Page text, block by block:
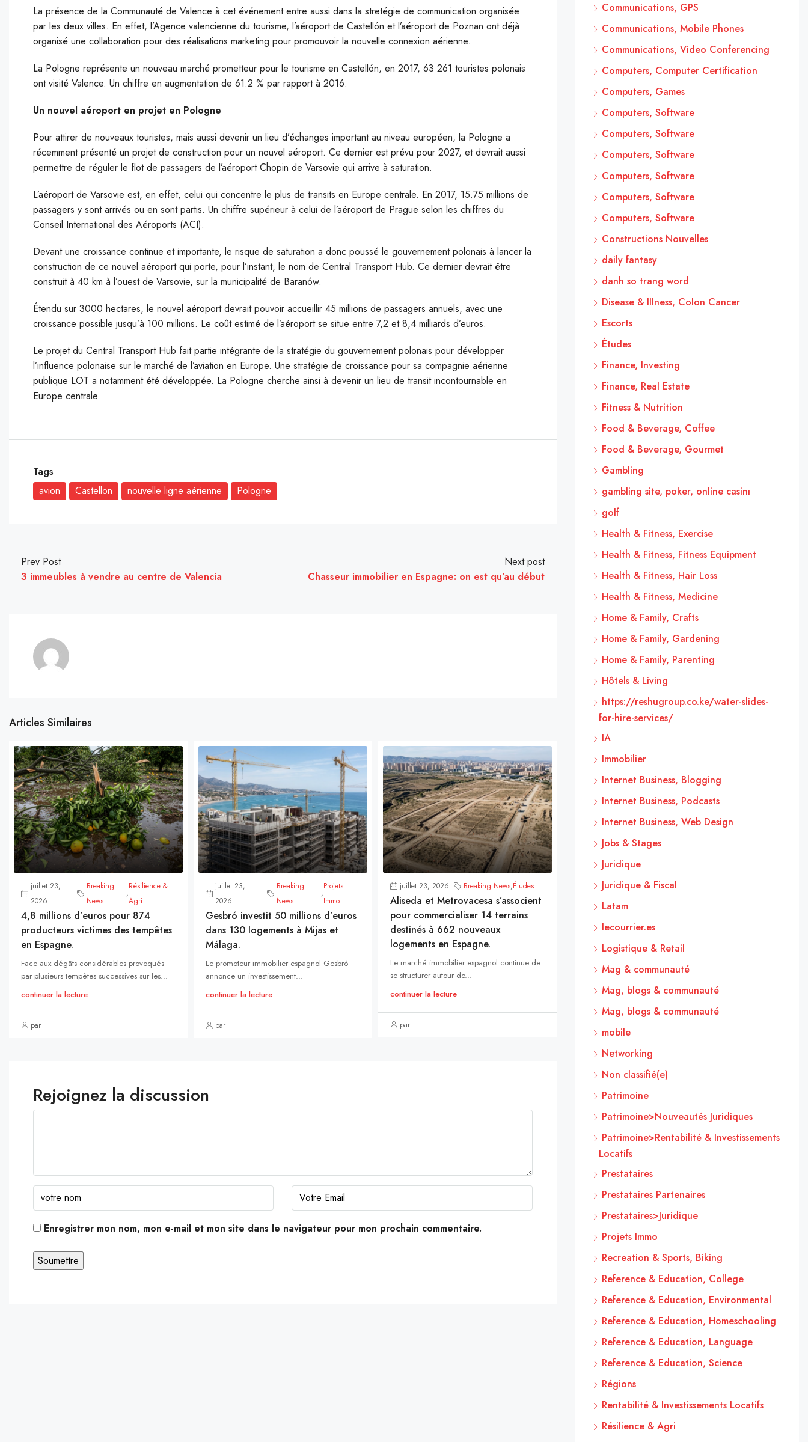
La présence de la Communauté de Valence à cet événement entre aussi dans la stretégie de communication organisée
par les deux villes. En effet, l’Agence valencienne du tourisme, l’aéroport de Castellón et l’aéroport de Poznan ont déjà
organisé une collaboration pour des réalisations marketing pour promouvoir la nouvelle connexion aérienne.
La Pologne représente un nouveau marché prometteur pour le tourisme en Castellón, en 2017, 63 261 touristes polonais
ont visité Valence. Un chiffre en augmentation de 61.2 % par rapport à 2016.
Un nouvel aéroport en projet en Pologne
Pour attirer de nouveaux touristes, mais aussi devenir un lieu d’échanges important au niveau européen, la Pologne a
récemment présenté un projet de construction pour un nouvel aéroport. Ce dernier est prévu pour 2027, et devrait aussi
permettre de réguler le flot de passagers de l’aéroport Chopin de Varsovie qui arrive à saturation.
L’aéroport de Varsovie est, en effet, celui qui concentre le plus de transits en Europe centrale. En 2017, 15.75 millions de
passagers y sont arrivés ou en sont partis. Un chiffre supérieur à celui de l’aéroport de Prague selon les chiffres du
Conseil International des Aéroports (ACI).
Devant une croissance continue et importante, le risque de saturation a donc poussé le gouvernement polonais à lancer la
construction de ce nouvel aéroport qui porte, pour l’instant, le nom de Central Transport Hub. Ce dernier devrait être
construit à 40 km à l’ouest de Varsovie, sur la municipalité de Baranów.
Étendu sur 3000 hectares, le nouvel aéroport devrait pouvoir accueillir 45 millions de passagers annuels, avec une
croissance possible jusqu’à 100 millions. Le coût estimé de l’aéroport se situe entre 7,2 et 8,4 milliards d’euros.
Le projet du Central Transport Hub fait partie intégrante de la stratégie du gouvernement polonais pour développer
l’influence polonaise sur le marché de l’aviation en Europe. Une stratégie de croissance pour sa compagnie aérienne
publique LOT a notamment été développée. La Pologne cherche ainsi à devenir un lieu de transit incontournable en
Europe centrale.
Tags
avion
Castellon nouvelle ligne aérienne Pologne
Prev Post
3 immeubles à vendre au centre de Valencia
Next post
Chasseur immobilier en Espagne: on est qu’au début
Articles Similaires
juillet 23,
2026
Breaking
News
,
Résilience &
Agri
4,8 millions d’euros pour 874
producteurs victimes des tempêtes
en Espagne.
Face aux dégâts considérables provoqués
par plusieurs tempêtes successives sur les...
continuer la lecture
par
juillet 23,
2026
Breaking
News
,
Projets
Immo
Gesbró investit 50 millions d’euros
dans 130 logements à Mijas et
Málaga.
Le promoteur immobilier espagnol Gesbró
annonce un investissement...
continuer la lecture
par
juillet 23, 2026 Breaking News,Études
Aliseda et Metrovacesa s’associent
pour commercialiser 14 terrains
destinés à 662 nouveaux
logements en Espagne.
Le marché immobilier espagnol continue de
se structurer autour de...
continuer la lecture
par
Rejoignez la discussion
Enregistrer mon nom, mon e-mail et mon site dans le navigateur pour mon prochain commentaire.
Communications, GPS
Communications, Mobile Phones
Communications, Video Conferencing
Computers, Computer Certification
Computers, Games
Computers, Software
Computers, Software
Computers, Software
Computers, Software
Computers, Software
Computers, Software
Constructions Nouvelles
daily fantasy
danh so trang word
Disease & Illness, Colon Cancer
Escorts
Études
Finance, Investing
Finance, Real Estate
Fitness & Nutrition
Food & Beverage, Coffee
Food & Beverage, Gourmet
Gambling
gambling site, poker, online casinı
golf
Health & Fitness, Exercise
Health & Fitness, Fitness Equipment
Health & Fitness, Hair Loss
Health & Fitness, Medicine
Home & Family, Crafts
Home & Family, Gardening
Home & Family, Parenting
Hôtels & Living
https://reshugroup.co.ke/water-slides-
for-hire-services/
IA
Immobilier
Internet Business, Blogging
Internet Business, Podcasts
Internet Business, Web Design
Jobs & Stages
Juridique
Juridique & Fiscal
Latam
lecourrier.es
Logistique & Retail
Mag & communauté
Mag, blogs & communauté
Mag, blogs & communauté
mobile
Networking
Non classifié(e)
Patrimoine
Patrimoine>Nouveautés Juridiques
Patrimoine>Rentabilité & Investissements
Locatifs
Prestataires
Prestataires Partenaires
Prestataires>Juridique
Projets Immo
Recreation & Sports, Biking
Reference & Education, College
Reference & Education, Environmental
Reference & Education, Homeschooling
Reference & Education, Language
Reference & Education, Science
Régions
Rentabilité & Investissements Locatifs
Résilience & Agri